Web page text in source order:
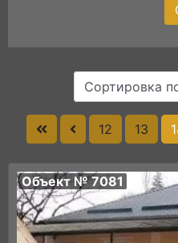
Сортировка
12 13
Объект № 7081